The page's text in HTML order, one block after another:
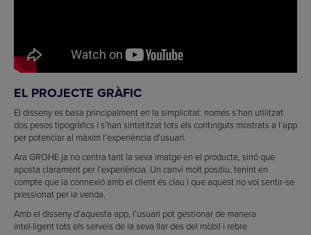
EL PROJECTE GRÀFIC
El disseny es basa principalment en la simplicitat: només s’han utilitzat
dos pesos tipogràfics i s’han sintetitzat tots els continguts mostrats a l’app
per potenciar al màxim l’experiència d’usuari.
Ara GROHE ja no centra tant la seva imatge en el producte, sinó que
aposta clarament per l’experiència. Un canvi molt positiu, tenint en
compte que la connexió amb el client és clau i que aquest no vol sentir-se
pressionat per la venda.
Amb el disseny d’aquesta app, l’usuari pot gestionar de manera
intel·ligent tots els serveis de la seva llar des del mòbil i rebre